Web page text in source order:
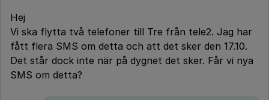
Hej
Vi ska flytta två telefoner till Tre från tele2. Jag har
fått flera SMS om detta och att det sker den 17.10.
Det står dock inte när på dygnet det sker. Får vi nya
SMS om detta?